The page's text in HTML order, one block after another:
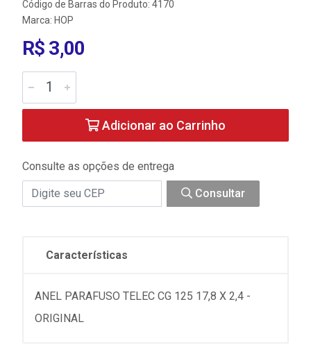
Código de Barras do Produto: 4170
Marca: HOP
R$ 3,00
Adicionar ao Carrinho
Consulte as opções de entrega
Consultar
Características
ANEL PARAFUSO TELEC CG 125 17,8 X 2,4 -
ORIGINAL